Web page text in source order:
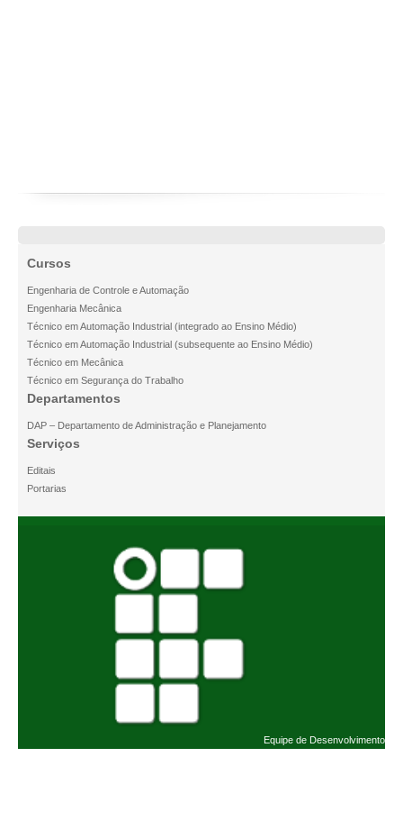
Cursos
Engenharia de Controle e Automação
Engenharia Mecânica
Técnico em Automação Industrial (integrado ao Ensino Médio)
Técnico em Automação Industrial (subsequente ao Ensino Médio)
Técnico em Mecânica
Técnico em Segurança do Trabalho
Departamentos
DAP – Departamento de Administração e Planejamento
Serviços
Editais
Portarias
Equipe de Desenvolvimento